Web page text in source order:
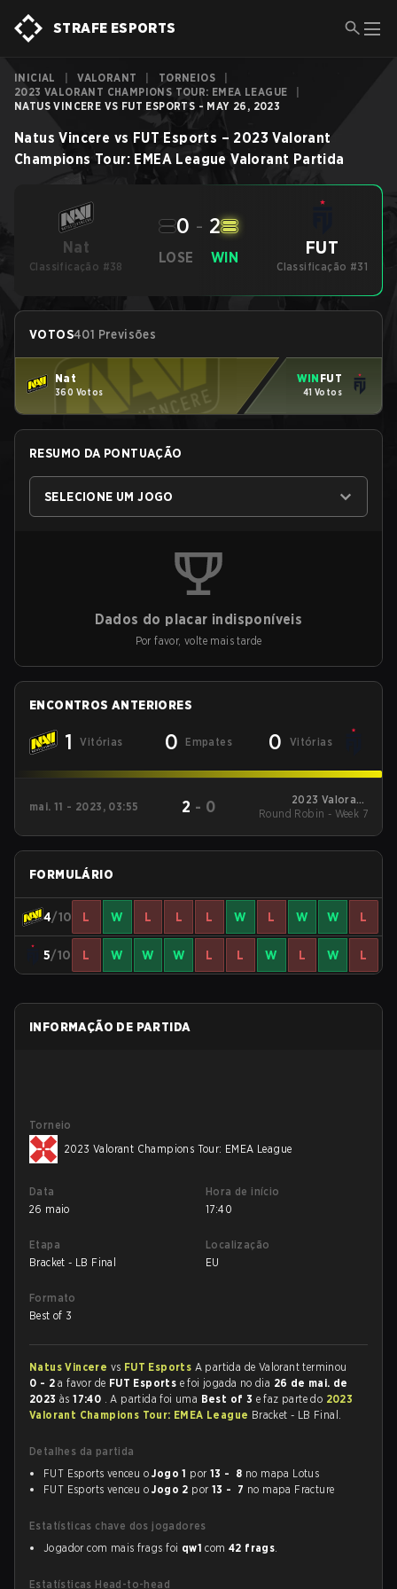
STRAFE ESPORTS
INICIAL VALORANT TORNEIOS
2023 VALORANT CHAMPIONS TOUR: EMEA LEAGUE
NATUS VINCERE VS FUT ESPORTS - MAY 26, 2023
Natus Vincere vs FUT Esports – 2023 Valorant
Champions Tour: EMEA League Valorant Partida
Nat
Classificação #38
LOSE
0 - 2
WIN FUT
Classificação #31
VOTOS401 Previsões
Nat
360 Votos
WIN FUT
41 Votos
RESUMO DA PONTUAÇÃO
SELECIONE UM JOGO
Dados do placar indisponíveis
Por favor, volte mais tarde
ENCONTROS ANTERIORES
1 Vitórias 0 Empates 0 Vitórias
mai. 11 - 2023, 03:55 2 - 0
2023 Valorant
Champions Tour:
Round Robin - Week 7
FORMULÁRIO
4/10 L W L L L W L W W L
5/10 L W W W L L W L W L
INFORMAÇÃO DE PARTIDA
Torneio
2023 Valorant Champions Tour: EMEA League
Data
26 maio
Hora de início
17:40
Etapa
Bracket - LB Final
Localização
EU
Formato
Best of 3
Natus Vincere vs FUT Esports A partida de Valorant terminou
0 - 2 a favor de FUT Esports e foi jogada no dia 26 de mai. de
2023 às17:40 . A partida foi uma Best of 3 e faz parte do 2023
Valorant Champions Tour: EMEA League Bracket - LB Final.
Detalhes da partida
FUT Esports venceu oJogo 1 por 13 - 8 no mapa Lotus
FUT Esports venceu oJogo 2 por 13 - 7 no mapa Fracture
Estatísticas chave dos jogadores
Jogador com mais frags foi qw1 com42 frags.
Estatísticas Head-to-head